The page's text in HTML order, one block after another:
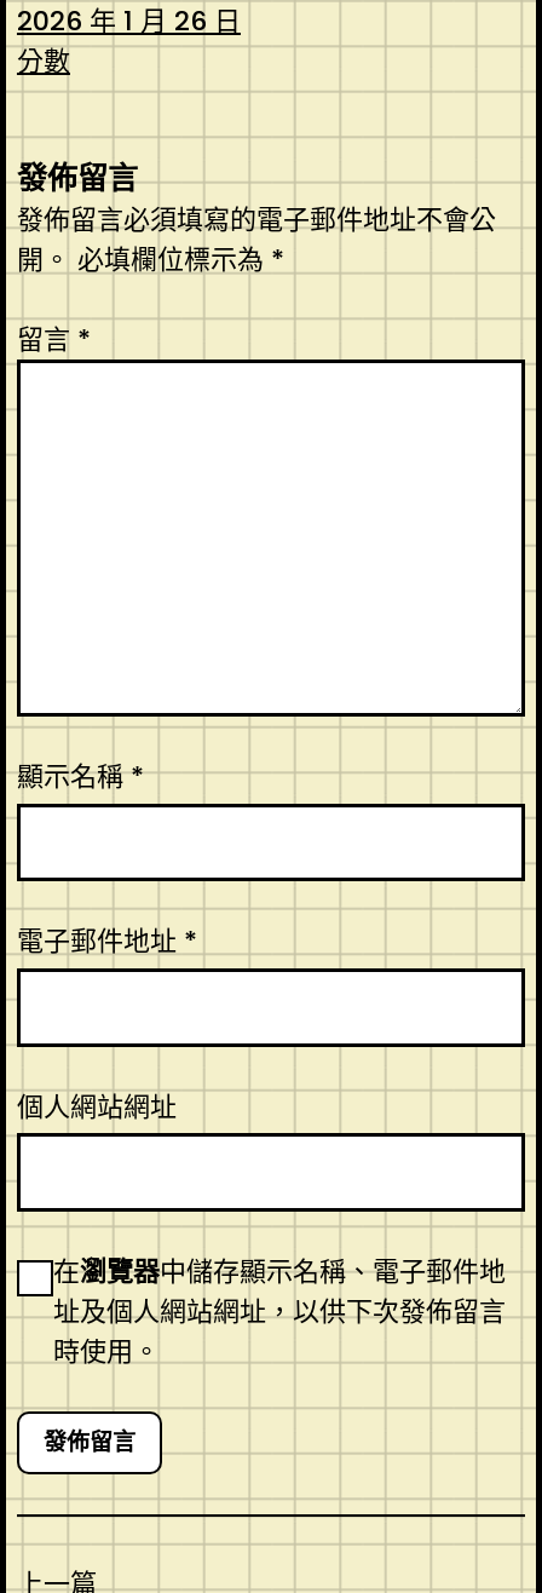
2026 年 1 月 26 日
分數
發佈留言
發佈留言必須填寫的電子郵件地址不會公
開。 必填欄位標示為 *
留言 *
顯示名稱*
電子郵件地址 *
個人網站網址
在瀏覽器中儲存顯示名稱、電子郵件地
址及個人網站網址，以供下次發佈留言
時使用。
上一篇